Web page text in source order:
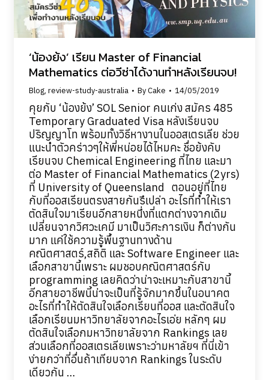
‘น้องย้ง’ เรียน Master of Financial
Mathematics ต่อวีซ่าได้งานทำหลังเรียนจบ!
Blog, review-study-australia ByCake 14/05/2019
คุยกับ ‘น้องย้ง’ SOL Senior คนเก่ง สมัคร 485
Temporary Graduated Visa หลังเรียนจบ
ปริญญาโท พร้อมทั้งวิธีหางานในออสเตรเลีย ช่วย
แนะนำตัวคร่าวๆให้พี่หน่อยได้ไหมคะ ชื่อย้งคับ
เรียนจบ Chemical Engineering ที่ไทย และมา
ต่อ Master of Financial Mathematics (2yrs)
ที่ University of Queensland ตอนอยู่ที่ไทย
กับที่ออสเรียนตรงสายกันรึเปล่า อะไรที่ทำให้เรา
ตัดสินใจมาเรียนอีกสายหนึ่งที่แตกต่างจากเดิม
เปลี่ยนจากวิศวะเคมี มาเป็นวิศะการเงิน ก็ต่างกัน
มาก แค่ใช้ความรู้พื้นฐานทางด้าน
คณิตศาสตร์,สถิติ และ Software Engineer และ
เลือกสาขานี้เพราะ ผมชอบคณิตศาสตร์กับ
programming เลยคิดว่าน่าจะเหมาะกับสาขานี้
อีกสายอาชีพนี้น่าจะเป็นที่รู้จักมากขึ้นในอนาคต
อะไรที่ทำให้ตัดสินใจเลือกเรียนที่ออส และตัดสินใจ
เลือกเรียนมหาวิทยาลัยจากอะไรเอ่ย หลักๆ ผม
ตัดสินใจเลือกมหาวิทยาลัยจาก Rankings เลย
ส่วนเลือกที่ออสเตรเลียเพราะว่ามหาลัยฯ ที่นี่เข้า
ง่ายกว่าที่อื่นถ้าเทียบจาก Rankings ในระดับ
เดียวกัน …